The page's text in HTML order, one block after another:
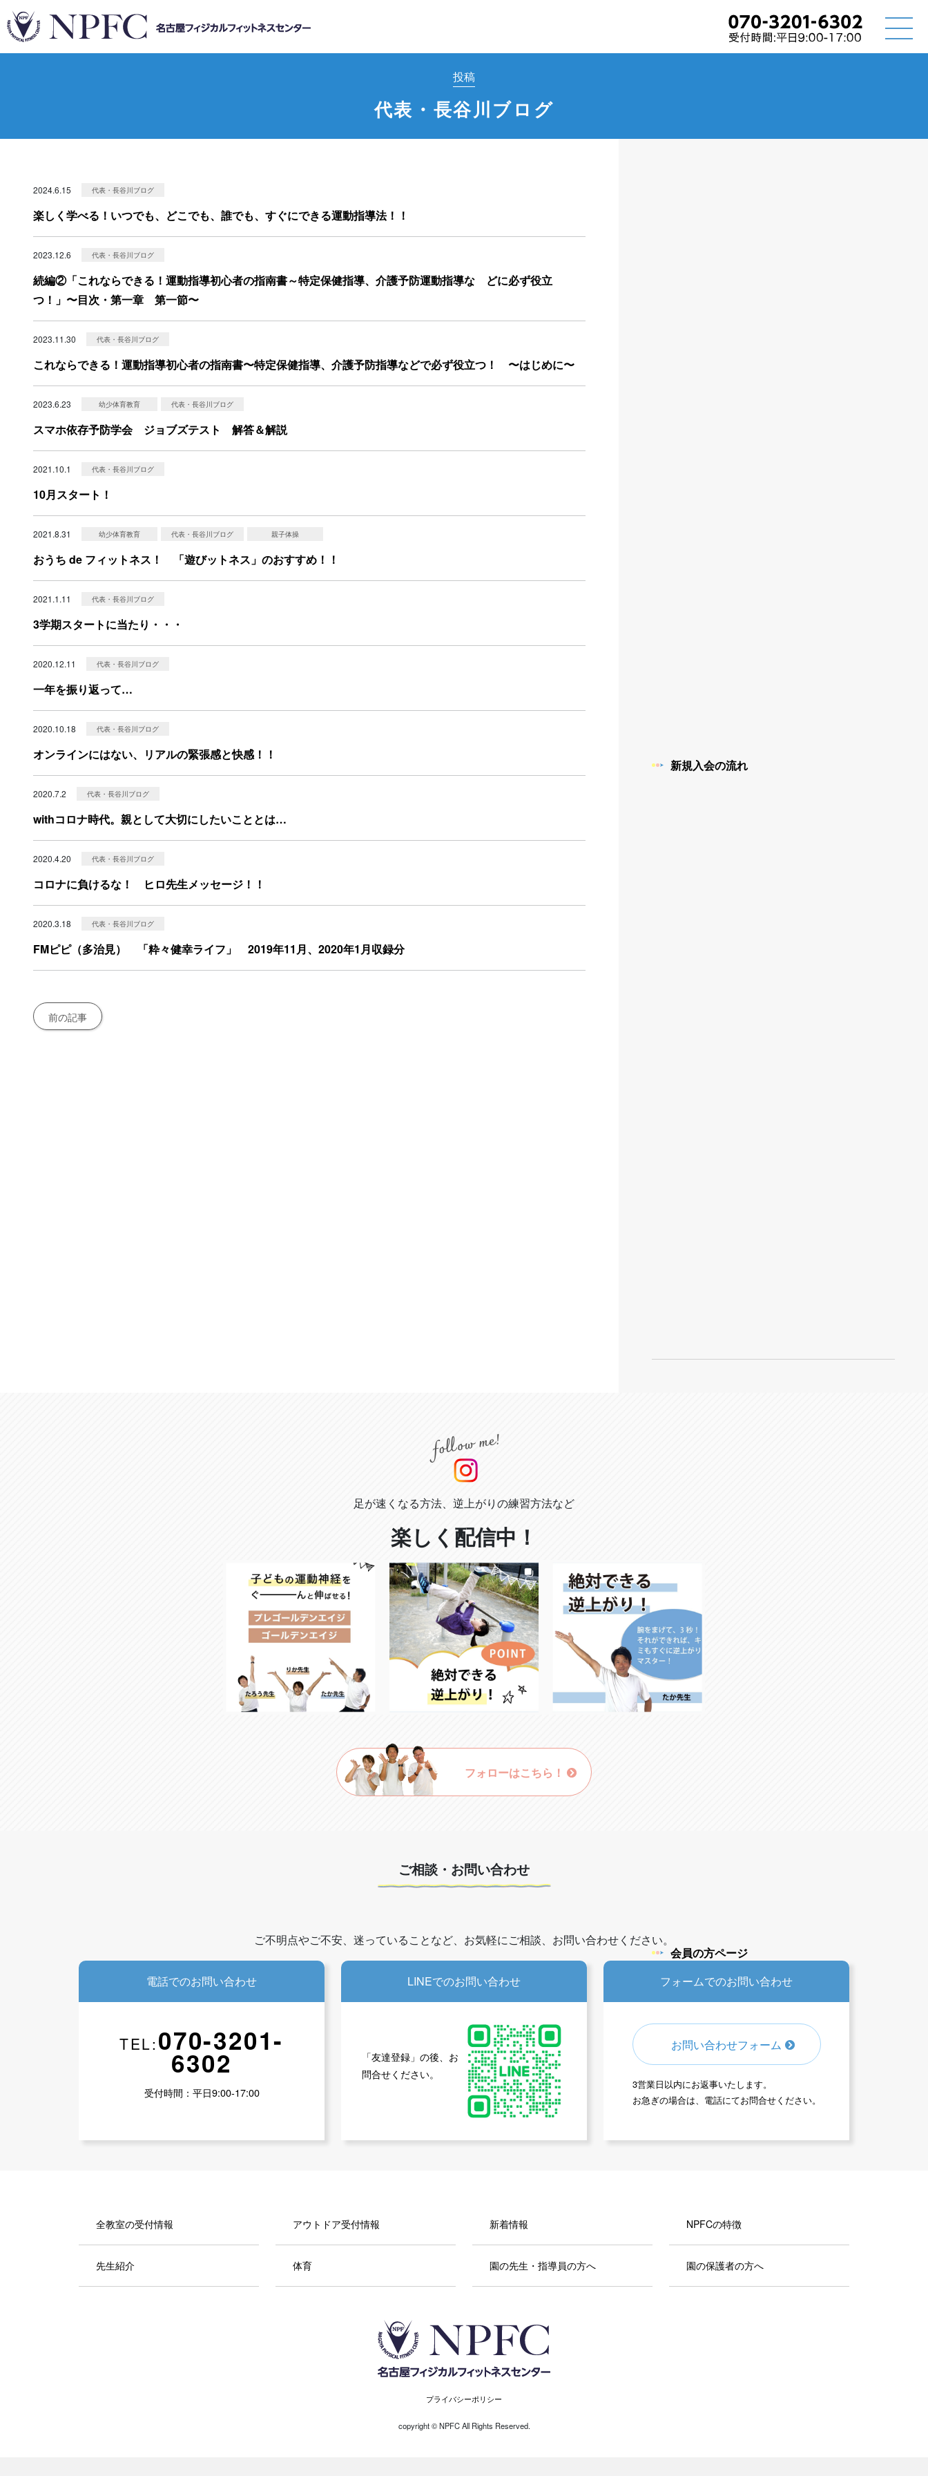
投稿
代表・長谷川ブログ
2024.6.15 代表・長谷川ブログ
楽しく学べる！いつでも、どこでも、誰でも、すぐにできる運動指導法！！
2023.12.6 代表・長谷川ブログ
続編②「これならできる！運動指導初心者の指南書～特定保健指導、介護予防運動指導な どに必ず役立
つ！」〜目次・第一章 第一節〜
2023.11.30 代表・長谷川ブログ
これならできる！運動指導初心者の指南書〜特定保健指導、介護予防指導などで必ず役立つ！ 〜はじめに〜
2023.6.23 幼少体育教育 代表・長谷川ブログ
スマホ依存予防学会 ジョブズテスト 解答＆解説
2021.10.1 代表・長谷川ブログ
10月スタート！
2021.8.31 幼少体育教育 代表・長谷川ブログ 親子体操
おうち de フィットネス！ 「遊びットネス」のおすすめ！！
2021.1.11 代表・長谷川ブログ
3学期スタートに当たり・・・
2020.12.11 代表・長谷川ブログ
一年を振り返って…
2020.10.18 代表・長谷川ブログ
オンラインにはない、リアルの緊張感と快感！！
2020.7.2 代表・長谷川ブログ
withコロナ時代。親として大切にしたいこととは…
2020.4.20 代表・長谷川ブログ
コロナに負けるな！ ヒロ先生メッセージ！！
2020.3.18 代表・長谷川ブログ
FMピピ（多治見） 「粋々健幸ライフ」 2019年11月、2020年1月収録分
前の記事
新規入会の流れ
会員の方ページ
足が速くなる方法、逆上がりの練習方法など
楽しく配信中！
フォローはこちら！
ご相談・お問い合わせ
ご不明点やご不安、迷っていることなど、お気軽にご相談、お問い合わせください。
電話でのお問い合わせ
TEL: 070-3201-
6302
受付時間：平日9:00-17:00
LINEでのお問い合わせ
「友達登録」の後、お
問合せください。
フォームでのお問い合わせ
お問い合わせフォーム
3営業日以内にお返事いたします。
お急ぎの場合は、電話にてお問合せください。
全教室の受付情報 アウトドア受付情報 新着情報 NPFCの特徴
先生紹介 体育 園の先生・指導員の方へ 園の保護者の方へ
プライバシーポリシー
copyright ©︎ NPFC All Rights Reserved.